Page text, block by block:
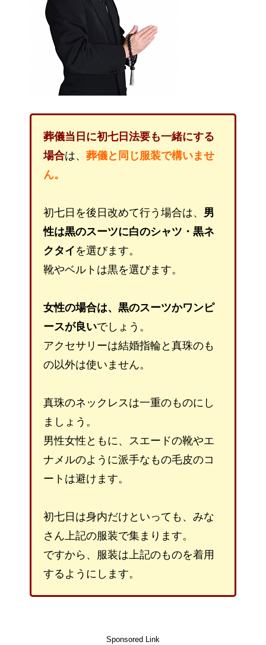
葬儀当日に初七日法要も一緒にする
場合は、 葬儀と同じ服装で構いませ
ん。
初七日を後日改めて行う場合は、 男
性は黒のスーツに白のシャツ・黒ネ
クタイ を選びます。
靴やベルトは黒を選びます。
女性の場合は、黒のスーツかワンピ
ースが良いでしょう。
アクセサリーは結婚指輪と真珠のも
の以外は使いません。
真珠のネックレスは一重のものにし
ましょう。
男性女性ともに、スエードの靴やエ
ナメルのように派手なもの毛皮のコ
ートは避けます。
初七日は身内だけといっても、みな
さん上記の服装で集まります。
ですから、服装は上記のものを着用
するようにします。
Sponsored Link